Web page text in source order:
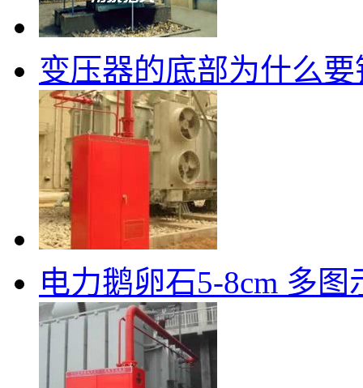
变压器的底部为什么
电力鹅卵石5-8cm 多图